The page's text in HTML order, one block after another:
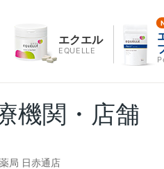
エクエル
EQUELLE
機関・店舗
局 日赤通店